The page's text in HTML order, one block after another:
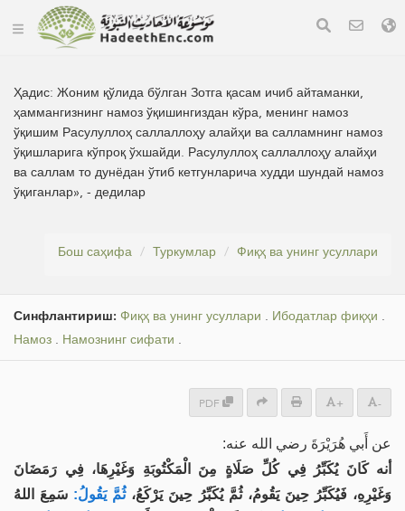
Ҳадис:Жоним қўлида бўлган Зотга қасам ичиб айтаманки,
ҳаммангизнинг намоз ўқишингиздан кўра, менинг намоз
ўқишим Расулуллоҳ саллаллоҳу алайҳи ва салламнинг намоз
ўқишларига кўпроқ ўхшайди. Расулуллоҳ саллаллоҳу алайҳи
ва саллам то дунёдан ўтиб кетгунларича худди шундай намоз
ўқиганлар», - дедилар
Бош саҳифа Туркумлар Фиқҳ ва унинг усуллари
Синфлантириш: Фиқҳ ва унинг усуллари . Ибодатлар фиқҳи .
Намоз . Намознинг сифати .
PDF + -
عن أَبي هُرَيْرَةَ رضي الله عنه:
أنه كَانَ يُكَبِّرُ فِي كُلِّ صَلَاةٍ مِنَ الْمَكْتُوبَةِ وَغَيْرِهَا، فِي رَمَضَانَ
وَغَيْرِهِ، فَيُكَبِّرُ حِينَ يَقُومُ، ثُمَّ يُكَبِّرُ حِينَ يَرْكَعُ، ثُمَّ يَقُولُ: سَمِعَ اللهُ